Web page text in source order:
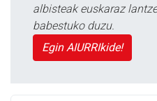
albisteak euskaraz
babestuko duzu.
Egin AIURRIkide!